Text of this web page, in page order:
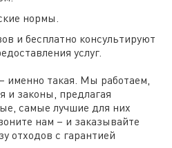
нормы.
и бесплатно консультируют
услуг.
именно такая. Мы работаем,
и законы, предлагая
самые лучшие для них
нам – и заказывайте
отходов с гарантией